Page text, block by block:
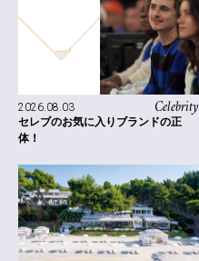
Celebrity
2026.08.03
セレブのお気に入りブランドの正
体！